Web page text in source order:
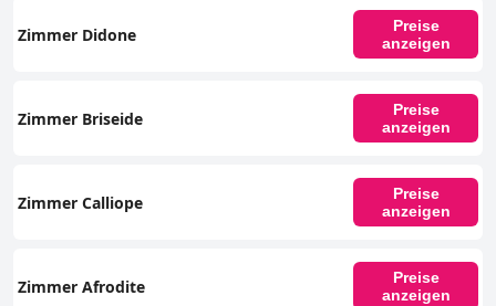
Zimmer Didone
Preise
anzeigen
Zimmer Briseide
Preise
anzeigen
Zimmer Calliope
Preise
anzeigen
Zimmer Afrodite
Preise
anzeigen